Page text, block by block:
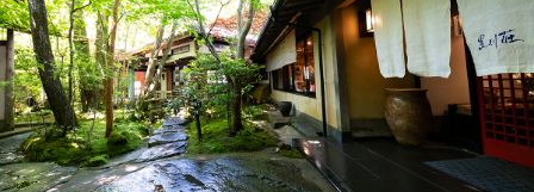
入
黒
年
交
駐